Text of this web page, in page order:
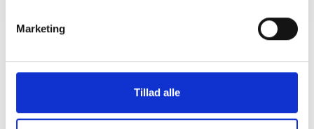
Marketing
Tillad alle